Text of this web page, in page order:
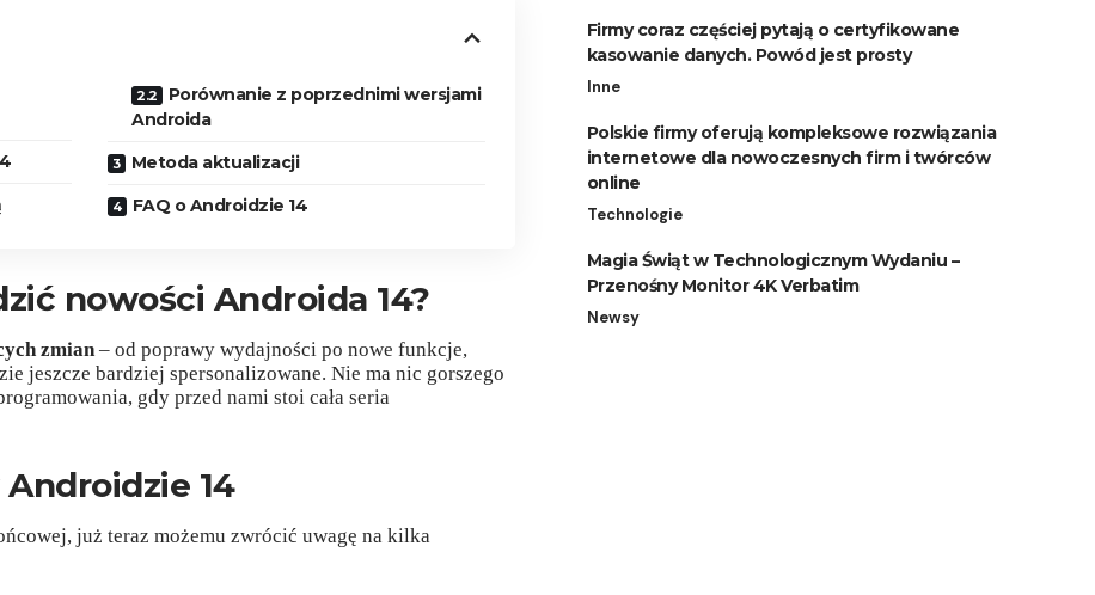
Porównanie z poprzednimi wersjami
Androida
Metoda aktualizacji
FAQ o Androidzie 14
nowości Androida 14?
zmian– od poprawy wydajności po nowe funkcje,
jeszcze bardziej spersonalizowane. Nie ma nic gorszego
gdy przed nami stoi cała seria
14
już teraz możemu zwrócić uwagę na kilka
Firmy coraz częściej pytają o certyfikowane
kasowanie danych. Powód jest prosty
Inne
Polskie firmy oferują kompleksowe rozwiązania
internetowe dla nowoczesnych firm i twórców
online
Technologie
Magia Świąt w Technologicznym Wydaniu –
Przenośny Monitor 4K Verbatim
Newsy